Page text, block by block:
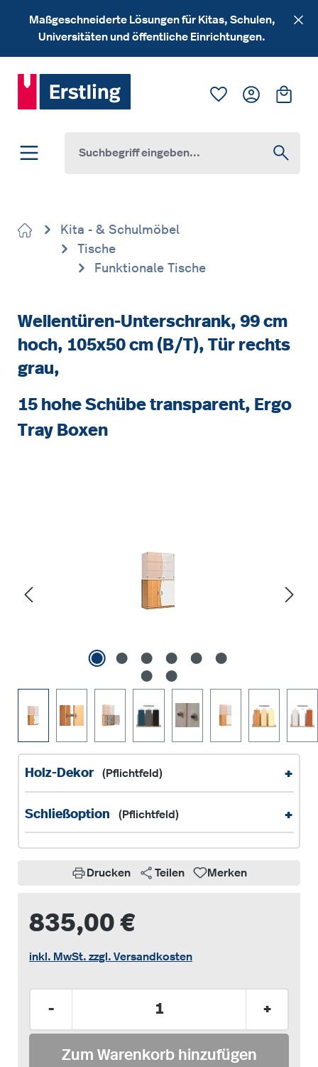
Zum Hauptinhalt springen
Maßgeschneiderte Lösungen für Kitas, Schulen,
Universitäten und öffentliche Einrichtungen.
Du hast 0
Kita - & Schulmöbel
Tische
Funktionale Tische
Wellentüren-Unterschrank, 99 cm
hoch, 105x50 cm (B/T), Tür rechts
grau,
15 hohe Schübe transparent, Ergo
Tray Boxen
Holz-Dekor (Pflichtfeld) +
Schließoption (Pflichtfeld) +
Drucken Teilen Merken
835,00 €
inkl. MwSt. zzgl. Versandkosten
- +
Zum Warenkorb hinzufügen